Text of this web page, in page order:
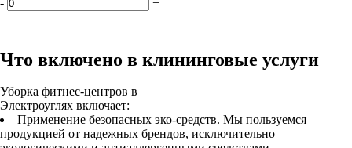
- +
Что включено в клининговые услуги
Уборка фитнес-центров в
Электроуглях включает:
Применение безопасных эко-средств. Мы пользуемся
продукцией от надежных брендов, исключительно